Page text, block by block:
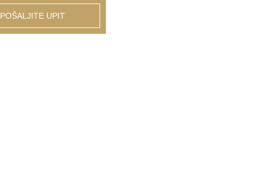
POŠALJITE UPIT